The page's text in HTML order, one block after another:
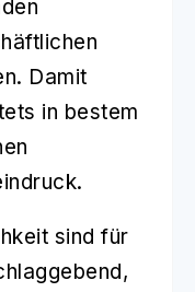
Damit
in bestem
.
sind für